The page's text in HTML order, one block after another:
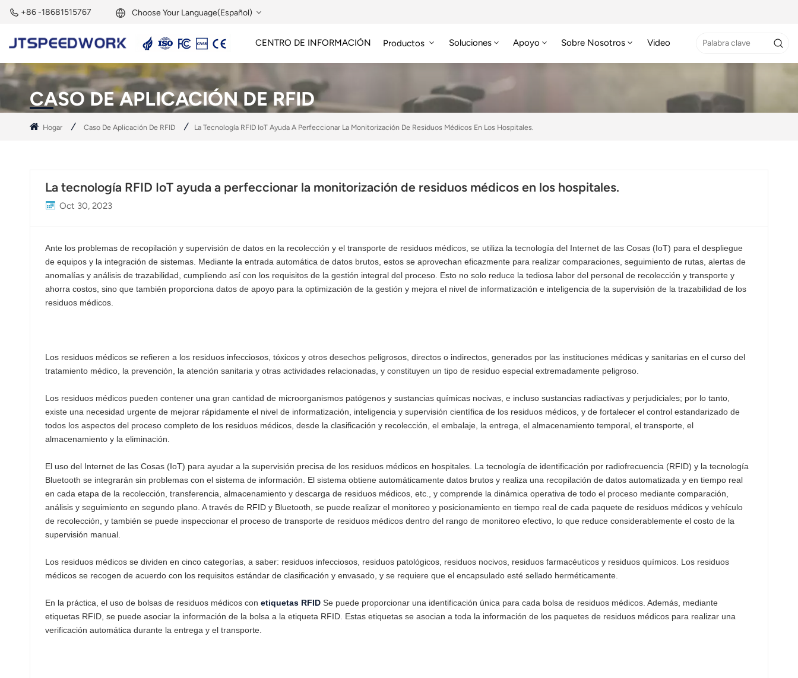
+86 -18681515767 Choose Your Language(Español)
English
Français
Deutsch
Español
Nederland
عربي
Türk
Melayu
Tiếng Việt
Indonesia
CENTRO DE INFORMACIÓN Productos Soluciones Apoyo Sobre Nosotros Video
CASO DE APLICACIÓN DE RFID
Hogar Caso De Aplicación De RFID La Tecnología RFID IoT Ayuda A Perfeccionar La Monitorización De Residuos Médicos En Los Hospitales.
La tecnología RFID IoT ayuda a perfeccionar la monitorización de residuos médicos en los hospitales.
Oct 30, 2023
Ante los problemas de recopilación y supervisión de datos en la recolección y el transporte de residuos médicos, se utiliza la tecnología del Internet de las Cosas (IoT) para el despliegue
de equipos y la integración de sistemas. Mediante la entrada automática de datos brutos, estos se aprovechan eficazmente para realizar comparaciones, seguimiento de rutas, alertas de
anomalías y análisis de trazabilidad, cumpliendo así con los requisitos de la gestión integral del proceso. Esto no solo reduce la tediosa labor del personal de recolección y transporte y
ahorra costos, sino que también proporciona datos de apoyo para la optimización de la gestión y mejora el nivel de informatización e inteligencia de la supervisión de la trazabilidad de los
residuos médicos.
Los residuos médicos se refieren a los residuos infecciosos, tóxicos y otros desechos peligrosos, directos o indirectos, generados por las instituciones médicas y sanitarias en el curso del
tratamiento médico, la prevención, la atención sanitaria y otras actividades relacionadas, y constituyen un tipo de residuo especial extremadamente peligroso.
Los residuos médicos pueden contener una gran cantidad de microorganismos patógenos y sustancias químicas nocivas, e incluso sustancias radiactivas y perjudiciales; por lo tanto,
existe una necesidad urgente de mejorar rápidamente el nivel de informatización, inteligencia y supervisión científica de los residuos médicos, y de fortalecer el control estandarizado de
todos los aspectos del proceso completo de los residuos médicos, desde la clasificación y recolección, el embalaje, la entrega, el almacenamiento temporal, el transporte, el
almacenamiento y la eliminación.
El uso del Internet de las Cosas (IoT) para ayudar a la supervisión precisa de los residuos médicos en hospitales. La tecnología de identificación por radiofrecuencia (RFID) y la tecnología
Bluetooth se integrarán sin problemas con el sistema de información. El sistema obtiene automáticamente datos brutos y realiza una recopilación de datos automatizada y en tiempo real
en cada etapa de la recolección, transferencia, almacenamiento y descarga de residuos médicos, etc., y comprende la dinámica operativa de todo el proceso mediante comparación,
análisis y seguimiento en segundo plano. A través de RFID y Bluetooth, se puede realizar el monitoreo y posicionamiento en tiempo real de cada paquete de residuos médicos y vehículo
de recolección, y también se puede inspeccionar el proceso de transporte de residuos médicos dentro del rango de monitoreo efectivo, lo que reduce considerablemente el costo de la
supervisión manual.
Los residuos médicos se dividen en cinco categorías, a saber: residuos infecciosos, residuos patológicos, residuos nocivos, residuos farmacéuticos y residuos químicos. Los residuos
médicos se recogen de acuerdo con los requisitos estándar de clasificación y envasado, y se requiere que el encapsulado esté sellado herméticamente.
En la práctica, el uso de bolsas de residuos médicos con etiquetas RFIDSe puede proporcionar una identificación única para cada bolsa de residuos médicos. Además, mediante
etiquetas RFID, se puede asociar la información de la bolsa a la etiqueta RFID. Estas etiquetas se asocian a toda la información de los paquetes de residuos médicos para realizar una
verificación automática durante la entrega y el transporte.